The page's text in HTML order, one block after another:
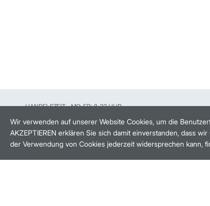
BANKEINSTELLUNGEN
HÄUFIG GESUCHT: M:ACCESS AKTIEN-
HANDELSZEIT MO-FR: 8-22 UHR
Wir verwenden auf unserer Website Cookies, um die
AKZEPTIEREN erklären Sie sich damit einverstanden, dass
der Verwendung von Cookies jederzeit widersprechen kann,